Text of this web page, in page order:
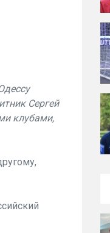
Сергей
клубами,